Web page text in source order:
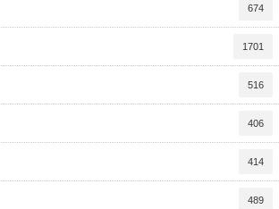
674
1701
516
406
414
489